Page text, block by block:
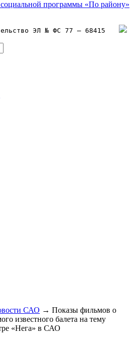
ЭЛ № ФС 77 – 68415
САО → Показы фильмов о
известного балета на тему
«Нега» в САО